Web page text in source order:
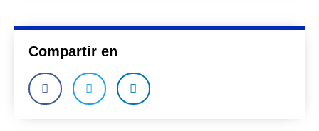
Compartir en